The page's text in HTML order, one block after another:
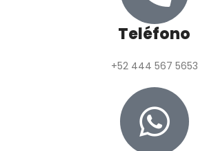
Teléfono
+52 444 567 5653